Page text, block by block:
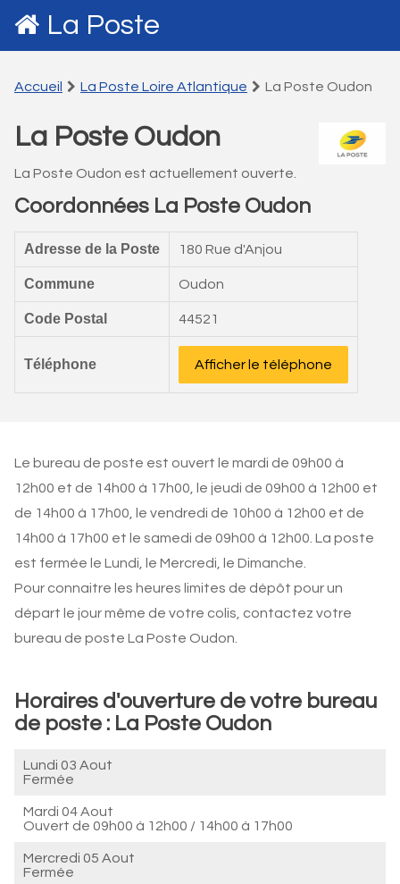
La Poste
Accueil La Poste Loire Atlantique La Poste Oudon
La Poste Oudon
La Poste Oudon est actuellement ouverte.
Coordonnées La Poste Oudon
Adresse de la Poste 180 Rue d'Anjou
Commune Oudon
Code Postal 44521
Téléphone Afficher le téléphone
Le bureau de poste est ouvert le mardi de 09h00 à
12h00 et de 14h00 à 17h00, le jeudi de 09h00 à 12h00 et
de 14h00 à 17h00, le vendredi de 10h00 à 12h00 et de
14h00 à 17h00 et le samedi de 09h00 à 12h00. La poste
est fermée le Lundi, le Mercredi, le Dimanche.
Pour connaitre les heures limites de dépôt pour un
départ le jour même de votre colis, contactez votre
bureau de poste La Poste Oudon.
Horaires d'ouverture de votre bureau
de poste : La Poste Oudon
Lundi 03 Aout
Fermée
Mardi 04 Aout
Ouvert de 09h00 à 12h00 / 14h00 à 17h00
Mercredi 05 Aout
Fermée